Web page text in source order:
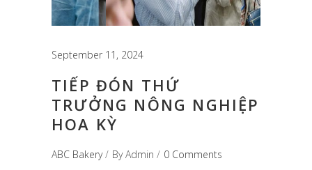
September 11, 2024
TIẾP ĐÓN THỨ
TRƯỞNG NÔNG NGHIỆP
HOA KỲ
ABC Bakery ByAdmin 0 Comments